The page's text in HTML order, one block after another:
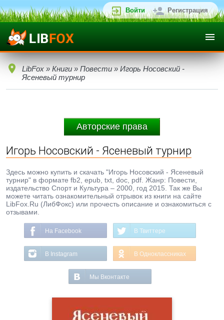
Войти Регистрация
LibFox » Книги » Повести » Игорь Носовский -
Ясеневый турнир
Авторские права
Игорь Носовский - Ясеневый турнир
Здесь можно купить и скачать "Игорь Носовский - Ясеневый
турнир" в формате fb2, epub, txt, doc, pdf. Жанр: Повести,
издательство Спорт и Культура – 2000, год 2015. Так же Вы
можете читать ознакомительный отрывок из книги на сайте
LibFox.Ru (ЛибФокс) или прочесть описание и ознакомиться с
отзывами.
На Facebook В Твиттере
В Instagram В Одноклассниках
Мы Вконтакте